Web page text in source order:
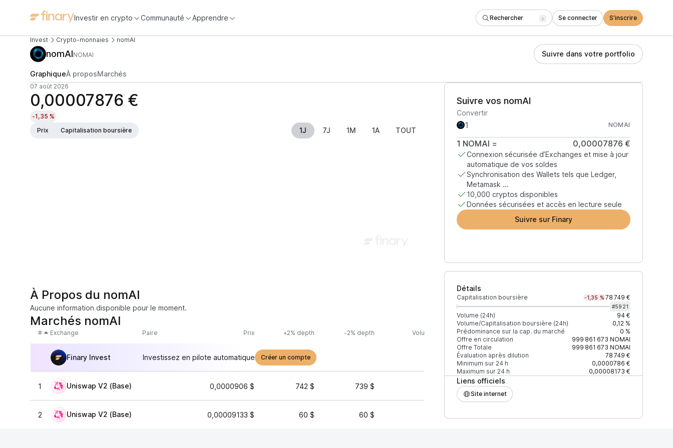
Investir en crypto Communauté Apprendre Rechercher / Se connecter S'inscrire
Invest Crypto-monnaies nomAI
nomAINOMAI Suivre dans votre portfolio
GraphiqueÀ proposMarchés
07 août 2026
0,00007876 €
-1,35 %
Prix
Capitalisation boursière 1J 7J 1M 1A TOUT
Suivre vos nomAI
Convertir
NOMAI
1 NOMAI = 0,00007876 €
Connexion sécurisée d’Exchanges et mise à jour
automatique de vos soldes
Synchronisation des Wallets tels que Ledger,
Metamask ...
10,000 cryptos disponibles
Données sécurisées et accès en lecture seule
Suivre sur Finary
Détails
Capitalisation boursière -1,35 % 78 749 €
#5921
Volume (24h)
94 €
Volume/Capitalisation boursière (24h)
0,12 %
Prédominance sur la cap. du marché
0 %
Offre en circulation
999 861 673 NOMAI
Offre Totale
999 861 673 NOMAI
Évaluation après dilution
78 749 €
Minimum sur 24 h
0,0000786 €
Maximum sur 24 h
0,00008173 €
Liens officiels
Site internet
À Propos du nomAI
Aucune information disponible pour le moment.
Marchés nomAI
# Exchange Paire Prix +2% depth -2% depth Volume (24h) % du volume Confiance Mis à jour
Finary Invest Investissez en pilote automatique Créer un compte
1 Uniswap V2 (Base) 0,0000906 $ 742 $ 739 $ 75,83 %
2 Uniswap V2 (Base) 0,00009133 $ 60 $ 60 $ 26 $